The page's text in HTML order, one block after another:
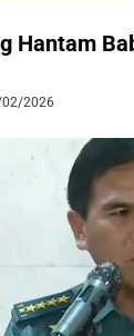
Hantam
2026